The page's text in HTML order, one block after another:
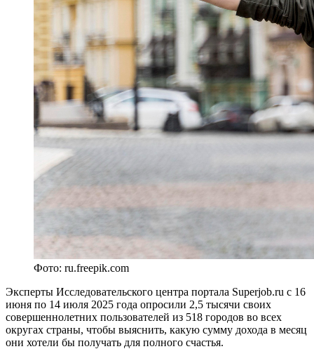
Фото: ru.freepik.com
Эксперты Исследовательского центра портала Superjob.ru с 16
июня по 14 июля 2025 года опросили 2,5 тысячи своих
совершеннолетних пользователей из 518 городов во всех
округах страны, чтобы выяснить, какую сумму дохода в месяц
они хотели бы получать для полного счастья.